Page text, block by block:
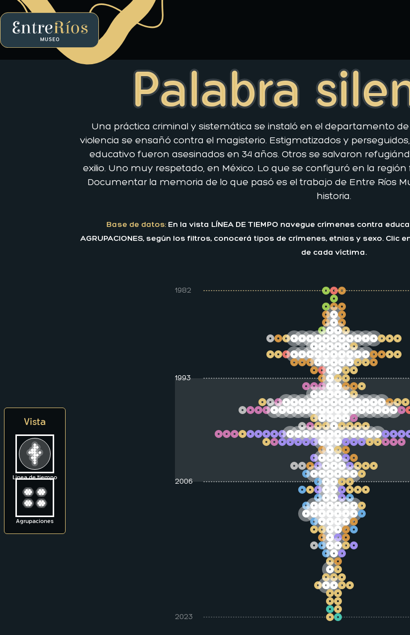
EntreRíos Museo
Palabra
Una práctica criminal y sistemática se instaló en el departamento
violencia se ensañó contra el magisterio. Estigmatizados y
educativo fueron asesinados en 34 años. Otros se salvaron
exilio. Uno muy respetado, en México. Lo que se configuró en la
Documentar la memoria de lo que pasó es el trabajo de Entre Ríos
historia.
Base de datos:En la vista LÍNEA DE TIEMPO navegue crímenes contra
AGRUPACIONES, según los filtros, conocerá tipos de crímenes, etnias y sexo.
de cada víctima.
Vista
Linea de tiempo
Agrupaciones
1982
1993
2006
2023